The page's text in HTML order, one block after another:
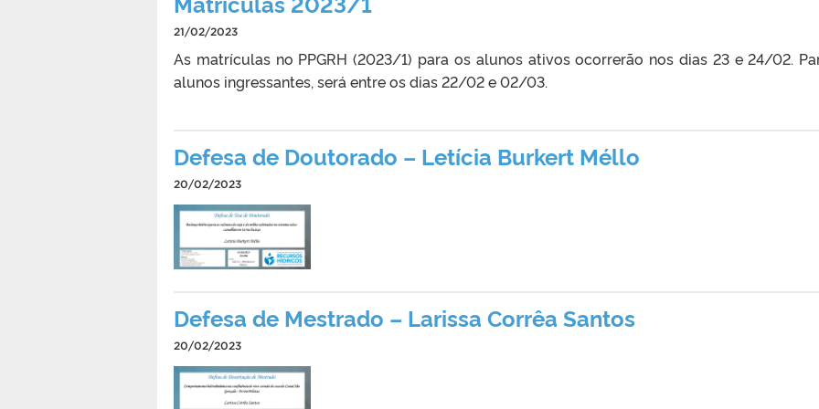
21/02/2023
As matrículas no PPGRH (2023/1) para os alunos ativos ocorrerão nos dias 23 e 24/02.
alunos ingressantes, será entre os dias 22/02 e 02/03.
Defesa de Doutorado – Letícia Burkert Méllo
20/02/2023
Defesa de Mestrado – Larissa Corrêa Santos
20/02/2023